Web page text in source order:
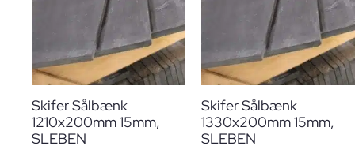
Skifer Sålbænk
1210x200mm 15mm,
SLEBEN
Skifer Sålbænk
1330x200mm 15mm,
SLEBEN